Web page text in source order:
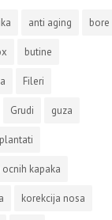
anti aging bore
butine
Fileri
Grudi guza
kapaka
korekcija nosa